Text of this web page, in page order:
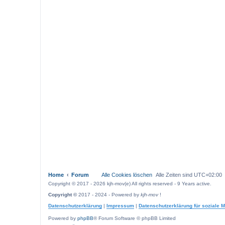
Home Forum Alle Cookies löschen Alle Zeiten sind UTC+02:00
Copyright © 2017 - 2026 kjh-mov(e) All rights reserved - 9 Years active.
Copyright ©2017 - 2024 - Powered by kjh-mov!
Datenschutzerklärung | Impressum | Datenschutzerklärung für soziale
Powered by phpBB® Forum Software © phpBB Limited